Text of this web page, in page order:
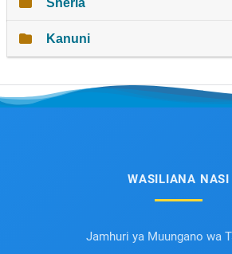
Sheria
Kanuni
WASILIANA NASI
Jamhuri ya Muungano wa